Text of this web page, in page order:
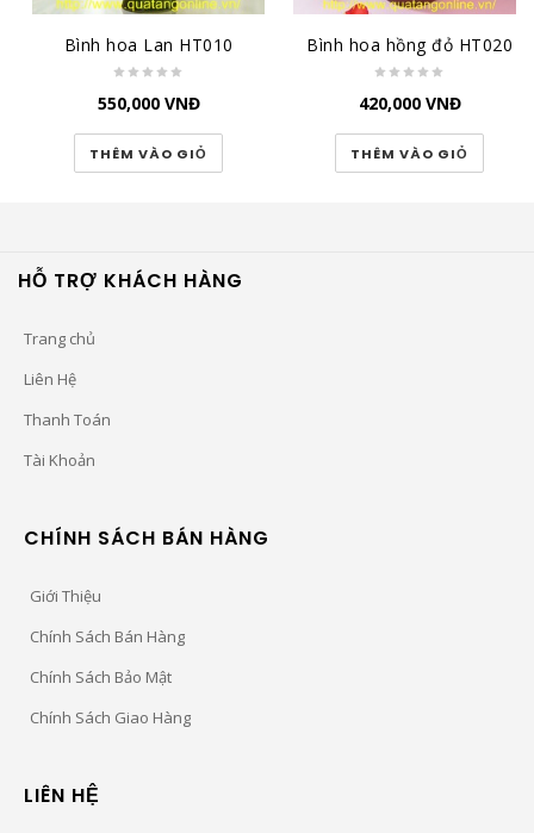
Bình hoa Lan HT010
550,000 VNĐ
THÊM VÀO GIỎ
Bình hoa hồng đỏ HT020
420,000 VNĐ
THÊM VÀO GIỎ
HỖ TRỢ KHÁCH HÀNG
Trang chủ
Liên Hệ
Thanh Toán
Tài Khoản
CHÍNH SÁCH BÁN HÀNG
Giới Thiệu
Chính Sách Bán Hàng
Chính Sách Bảo Mật
Chính Sách Giao Hàng
LIÊN HỆ